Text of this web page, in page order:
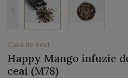
Casa de ceai
Happy Mango infuzie
ceai (M78)